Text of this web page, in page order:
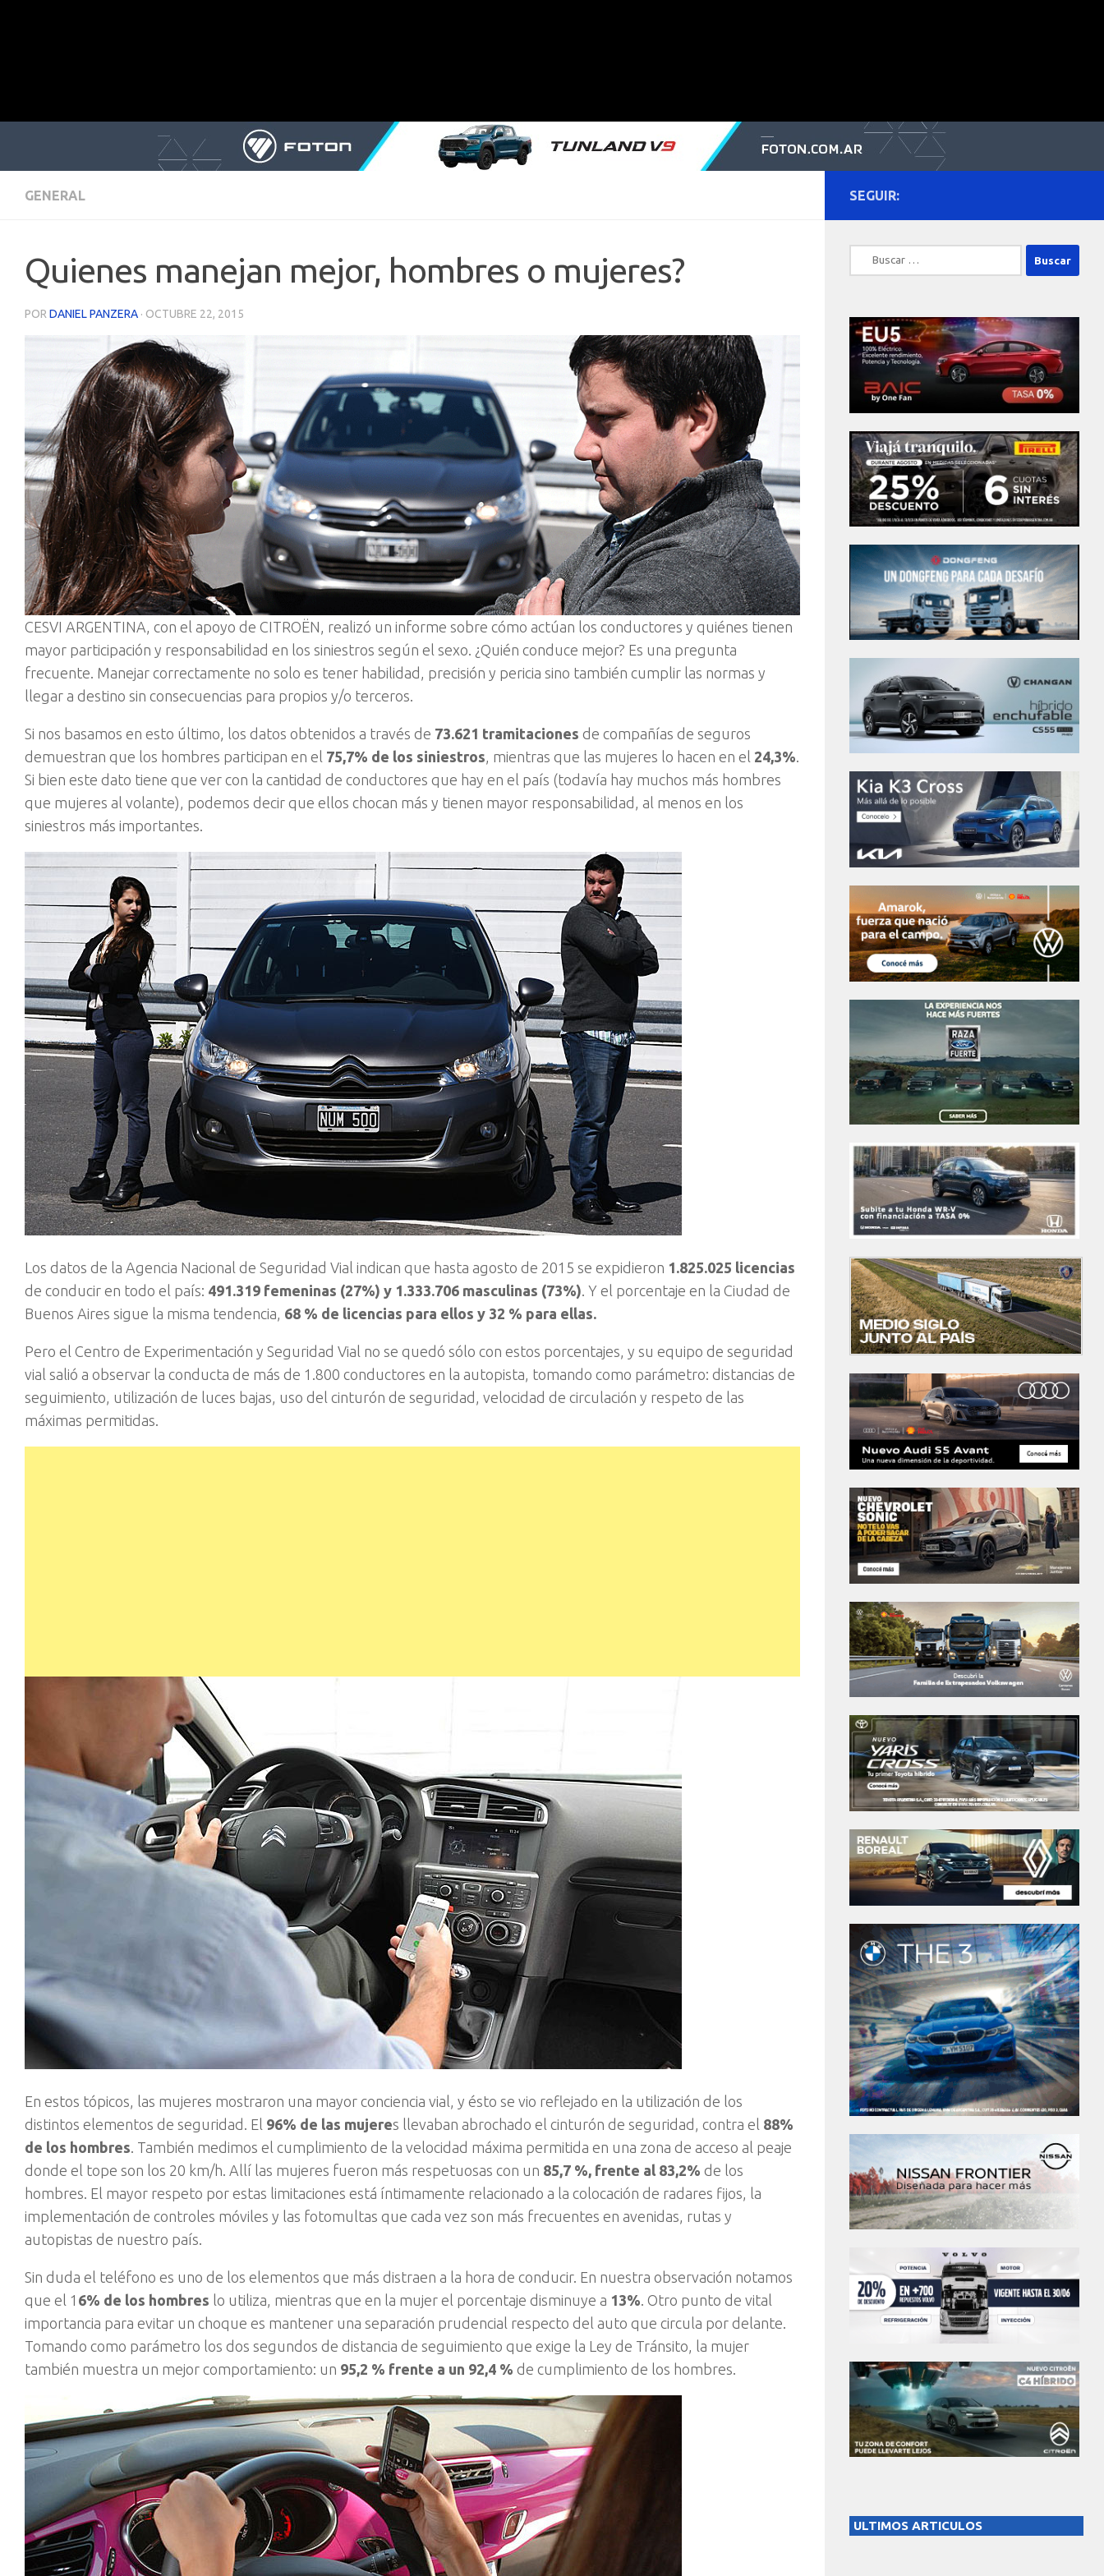
GENERAL
Quienes manejan mejor, hombres o mujeres?
POR DANIEL PANZERA · OCTUBRE 22, 2015
CESVI ARGENTINA, con el apoyo de CITROËN, realizó un informe sobre cómo actúan los conductores y quiénes tienen
mayor participación y responsabilidad en los siniestros según el sexo. ¿Quién conduce mejor? Es una pregunta
frecuente. Manejar correctamente no solo es tener habilidad, precisión y pericia sino también cumplir las normas y
llegar a destino sin consecuencias para propios y/o terceros.
Si nos basamos en esto último, los datos obtenidos a través de 73.621 tramitaciones de compañías de seguros
demuestran que los hombres participan en el 75,7% de los siniestros , mientras que las mujeres lo hacen en el 24,3%
Si bien este dato tiene que ver con la cantidad de conductores que hay en el país (todavía hay muchos más hombres
que mujeres al volante), podemos decir que ellos chocan más y tienen mayor responsabilidad, al menos en los
siniestros más importantes.
Los datos de la Agencia Nacional de Seguridad Vial indican que hasta agosto de 2015 se expidieron 1.825.025 licencias
de conducir en todo el país: 491.319 femeninas (27%) y 1.333.706 masculinas (73%) . Y el porcentaje en la Ciudad de
Buenos Aires sigue la misma tendencia, 68 % de licencias para ellos y 32 % para ellas.
Pero el Centro de Experimentación y Seguridad Vial no se quedó sólo con estos porcentajes, y su equipo de seguridad
vial salió a observar la conducta de más de 1.800 conductores en la autopista, tomando como parámetro: distancias de
seguimiento, utilización de luces bajas, uso del cinturón de seguridad, velocidad de circulación y respeto de las
máximas permitidas.
En estos tópicos, las mujeres mostraron una mayor conciencia vial, y ésto se vio reflejado en la utilización de los
distintos elementos de seguridad. El 96% de las mujeres llevaban abrochado el cinturón de seguridad, contra el 88%
de los hombres . También medimos el cumplimiento de la velocidad máxima permitida en una zona de acceso al peaje
donde el tope son los 20 km/h. Allí las mujeres fueron más respetuosas con un 85,7 %, frente al 83,2% de los
hombres. El mayor respeto por estas limitaciones está íntimamente relacionado a la colocación de radares fijos, la
implementación de controles móviles y las fotomultas que cada vez son más frecuentes en avenidas, rutas y
autopistas de nuestro país.
Sin duda el teléfono es uno de los elementos que más distraen a la hora de conducir. En nuestra observación notamos
que el 1 6% de los hombres lo utiliza, mientras que en la mujer el porcentaje disminuye a 13% . Otro punto de vital
importancia para evitar un choque es mantener una separación prudencial respecto del auto que circula por delante.
Tomando como parámetro los dos segundos de distancia de seguimiento que exige la Ley de Tránsito, la mujer
también muestra un mejor comportamiento: un 95,2 % frente a un 92,4 % de cumplimiento de los hombres.
SEGUIR:
Buscar:
ULTIMOS ARTICULOS